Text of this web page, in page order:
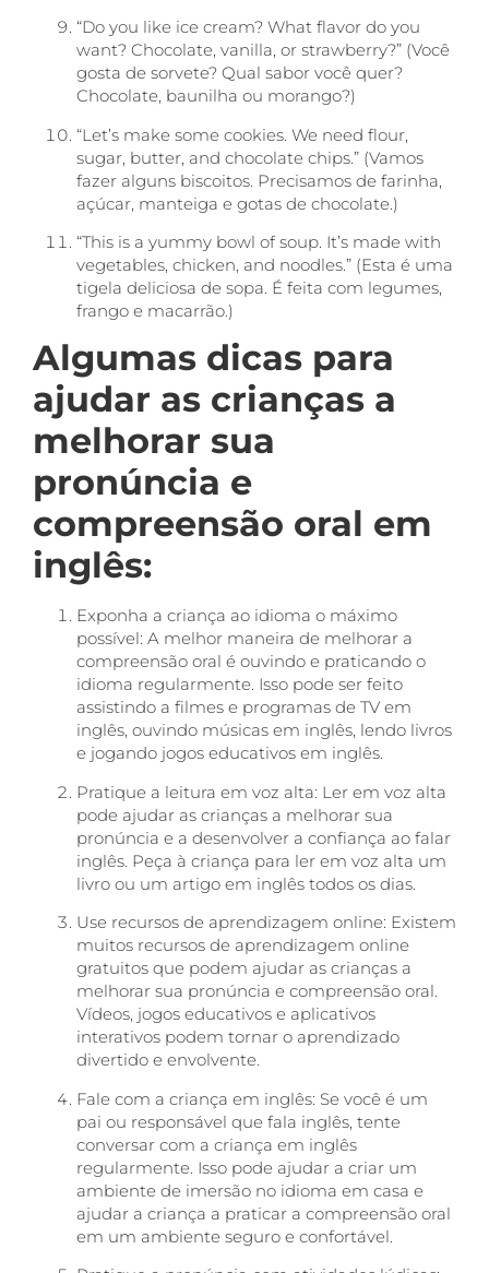
“Do you like ice cream? What flavor do you
want? Chocolate, vanilla, or strawberry?” (Você
gosta de sorvete? Qual sabor você quer?
Chocolate, baunilha ou morango?)
“Let’s make some cookies. We need flour,
sugar, butter, and chocolate chips.” (Vamos
fazer alguns biscoitos. Precisamos de farinha,
açúcar, manteiga e gotas de chocolate.)
“This is a yummy bowl of soup. It’s made with
vegetables, chicken, and noodles.” (Esta é uma
tigela deliciosa de sopa. É feita com legumes,
frango e macarrão.)
Algumas dicas para
ajudar as crianças a
melhorar sua
pronúncia e
compreensão oral em
inglês:
Exponha a criança ao idioma o máximo
possível: A melhor maneira de melhorar a
compreensão oral é ouvindo e praticando o
idioma regularmente. Isso pode ser feito
assistindo a filmes e programas de TV em
inglês, ouvindo músicas em inglês, lendo livros
e jogando jogos educativos em inglês.
Pratique a leitura em voz alta: Ler em voz alta
pode ajudar as crianças a melhorar sua
pronúncia e a desenvolver a confiança ao falar
inglês. Peça à criança para ler em voz alta um
livro ou um artigo em inglês todos os dias.
Use recursos de aprendizagem online: Existem
muitos recursos de aprendizagem online
gratuitos que podem ajudar as crianças a
melhorar sua pronúncia e compreensão oral.
Vídeos, jogos educativos e aplicativos
interativos podem tornar o aprendizado
divertido e envolvente.
Fale com a criança em inglês: Se você é um
pai ou responsável que fala inglês, tente
conversar com a criança em inglês
regularmente. Isso pode ajudar a criar um
ambiente de imersão no idioma em casa e
ajudar a criança a praticar a compreensão oral
em um ambiente seguro e confortável.